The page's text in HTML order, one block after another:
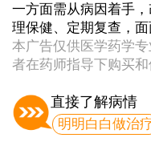
一方面需从病因着手
理保健、定期复查，面
本广告仅供医学药学
者在药师指导下购买和
直接了解病情
明明白白做治